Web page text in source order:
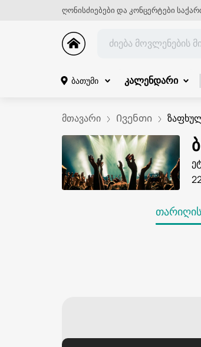
ღონისძიებები და კონცერტები
ბათუმი კალენდარი
მთავარი Ივენთი